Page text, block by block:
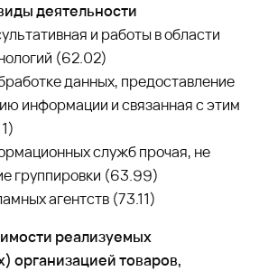
деятельности
и работы в области
(62.02)
данных, предоставление
информации и связанная с этим
служб прочая, не
группировки (63.99)
агентств (73.11)
реализуемых
организацией товаров,